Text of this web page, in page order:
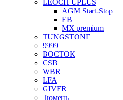
LEOCH UPLUS
AGM Start-Stop
EB
MX premium
TUNGSTONE
9999
ВОСТОК
CSB
WBR
LFA
GIVER
Тюмень